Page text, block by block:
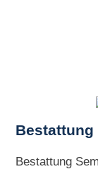
Bestattung
Bestattung